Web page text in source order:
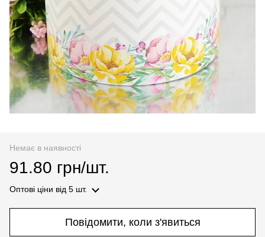
Немає в наявності
91.80 грн/шт.
Оптові ціни від 5 шт.
Повідомити, коли з'явиться